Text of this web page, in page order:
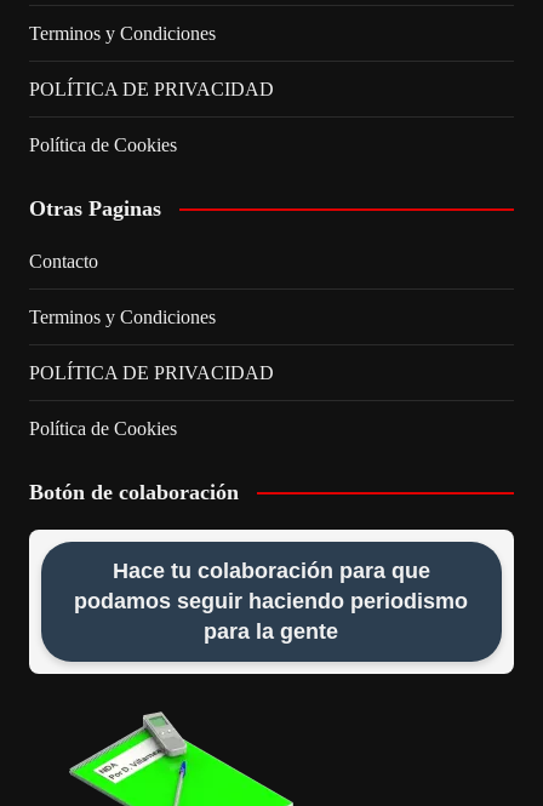
Terminos y Condiciones
POLÍTICA DE PRIVACIDAD
Política de Cookies
Otras Paginas
Contacto
Terminos y Condiciones
POLÍTICA DE PRIVACIDAD
Política de Cookies
Botón de colaboración
Hace tu colaboración para que
podamos seguir haciendo periodismo
para la gente